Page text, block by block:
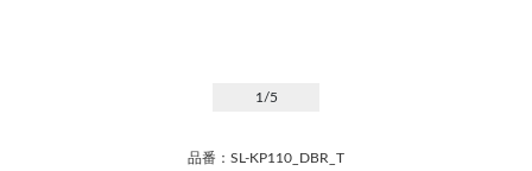
1 /5
品番：SL-KP110_DBR_T